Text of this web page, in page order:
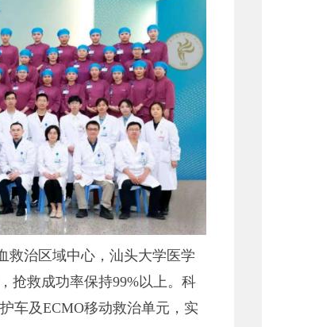
救治区域中心，汕头大学医学
抢救成功率保持99%以上。科
车及ECMO移动救治单元，实